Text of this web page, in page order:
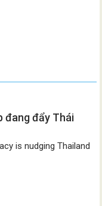
đang đẩy Thái
is nudging Thailand